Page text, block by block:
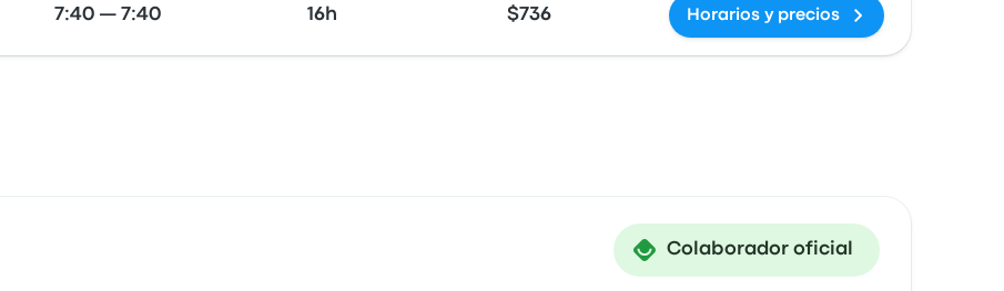
7:40 — 7:40 16h $736 Horarios y precios
Colaborador oficial